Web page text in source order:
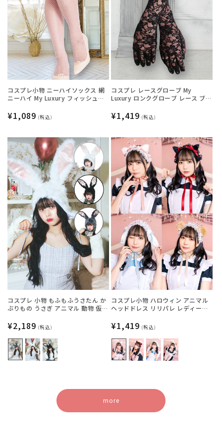
コスプレ小物 ニーハイソックス 網
ニーハイ My Luxury フィッシュネ
リーサイズ ホワイト【クリアスト
ーン】
通
価
格
¥1,089 (税込)
コスプレ レースグローブ My
Luxury ロンクグローブ レース ブラ
ック【クリアストーン】
通
価
¥1,419 (税込)
コスプレ 小物 もふもふうさたん か
ぶりもの うさぎ アニマル 動物 仮装
ック【クリアストーン】
通
常
価
格
¥2,189 (税込)
コスプレ小物 ハロウィン アニマル
ヘッドドレス リリパレ レディース
ぎ/くま【クリアストーン】
通
常
価
格
¥1,419 (税込)
more